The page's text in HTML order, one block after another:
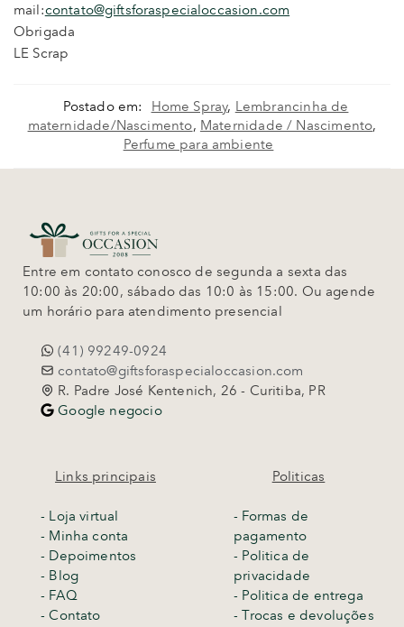
mail:contato@giftsforaspecialoccasion.com
Obrigada
LE Scrap
Postado em: Home Spray, Lembrancinha de
maternidade/Nascimento, Maternidade / Nascimento,
Perfume para ambiente
Entre em contato conosco de segunda a sexta das
10:00 às 20:00, sábado das 10:0 às 15:00. Ou agende
um horário para atendimento presencial
(41) 99249-0924
contato@giftsforaspecialoccasion.com
R. Padre José Kentenich, 26 - Curitiba, PR
Google negocio
Links principais
- Loja virtual
- Minha conta
- Depoimentos
- Blog
- FAQ
- Contato
Politicas
- Formas de
pagamento
- Politica de
privacidade
- Politica de entrega
-Trocas e devoluções